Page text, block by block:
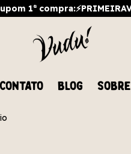
1ª
CONTATO BLOG